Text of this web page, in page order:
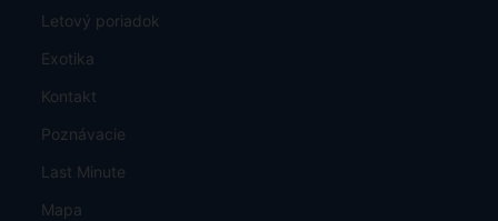
Letový poriadok
Exotika
Kontakt
Poznávacie
Last Minute
Mapa